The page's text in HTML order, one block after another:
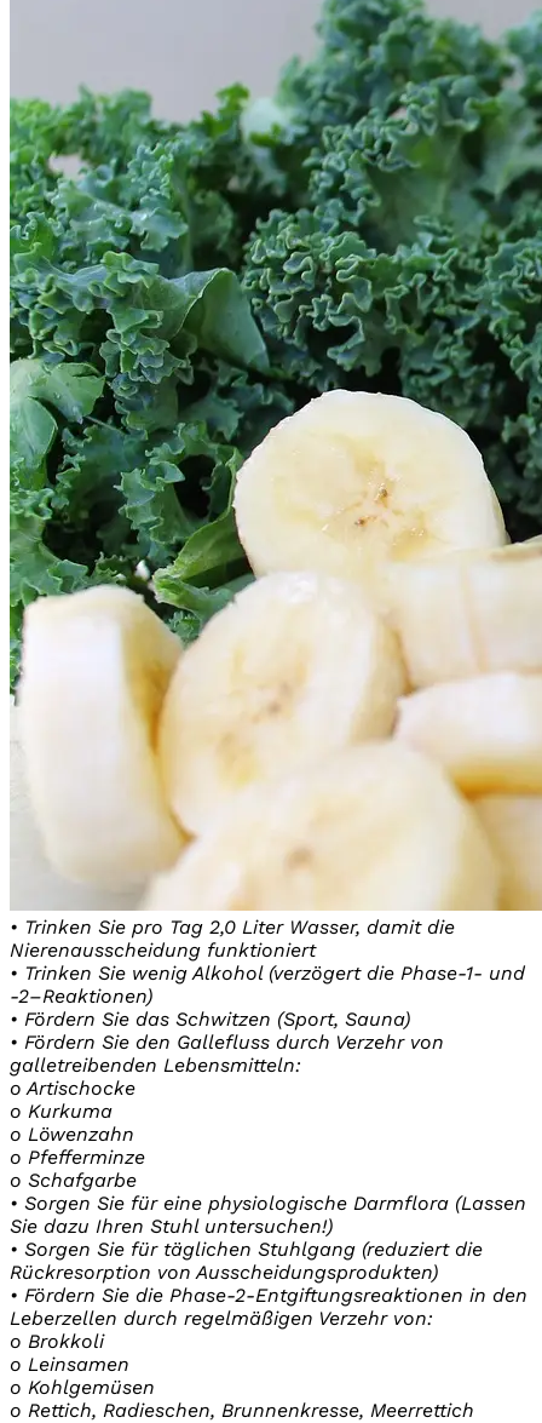
• Trinken Sie pro Tag 2,0 Liter Wasser, damit die
Nierenausscheidung funktioniert
• Trinken Sie wenig Alkohol (verzögert die Phase-1- und
-2–Reaktionen)
• Fördern Sie das Schwitzen (Sport, Sauna)
• Fördern Sie den Gallefluss durch Verzehr von
galletreibenden Lebensmitteln:
o Artischocke
o Kurkuma
o Löwenzahn
o Pfefferminze
o Schafgarbe
• Sorgen Sie für eine physiologische Darmflora (Lassen
Sie dazu Ihren Stuhl untersuchen!)
• Sorgen Sie für täglichen Stuhlgang (reduziert die
Rückresorption von Ausscheidungsprodukten)
• Fördern Sie die Phase-2-Entgiftungsreaktionen in den
Leberzellen durch regelmäßigen Verzehr von:
o Brokkoli
o Leinsamen
o Kohlgemüsen
o Rettich, Radieschen, Brunnenkresse, Meerrettich